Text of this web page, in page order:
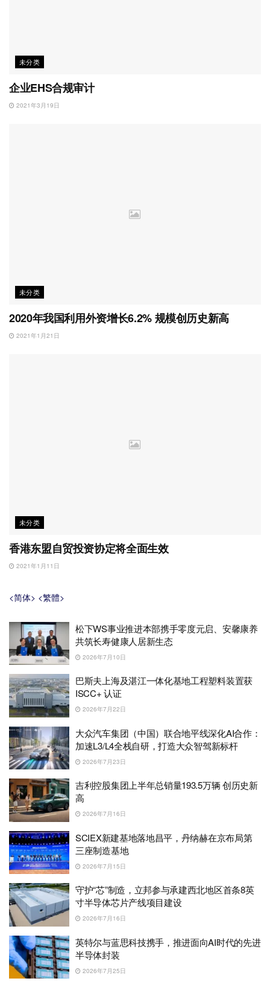
未分类
企业EHS合规审计
2021年3月19日
未分类
2020年我国利用外资增长6.2% 规模创历史新高
2021年1月21日
未分类
香港东盟自贸投资协定将全面生效
2021年1月11日
<简体> <繁體>
松下WS事业推进本部携手零度元启、安馨康养
共筑长寿健康人居新生态
2026年7月10日
巴斯夫上海及湛江一体化基地工程塑料装置获
ISCC+ 认证
2026年7月22日
大众汽车集团（中国）联合地平线深化AI合作：
加速L3/L4全栈自研，打造大众智驾新标杆
2026年7月23日
吉利控股集团上半年总销量193.5万辆 创历史新
高
2026年7月16日
SCIEX新建基地落地昌平，丹纳赫在京布局第
三座制造基地
2026年7月15日
守护“芯”制造，立邦参与承建西北地区首条8英
寸半导体芯片产线项目建设
2026年7月16日
英特尔与蓝思科技携手，推进面向AI时代的先进
半导体封装
2026年7月25日